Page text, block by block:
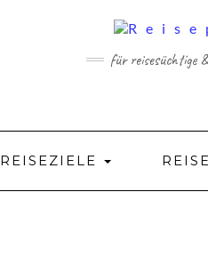
für reisesüchtige
REISEZIELE